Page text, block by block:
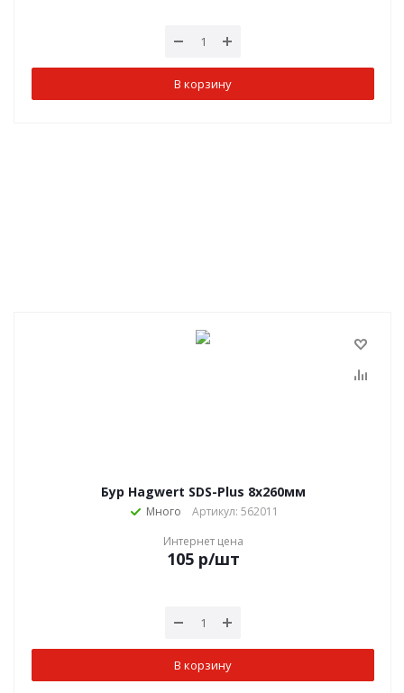
В корзину
Бур Hagwert SDS-Plus 8х260мм
Много
Артикул: 562011
Интернет цена
105р/шт
В корзину